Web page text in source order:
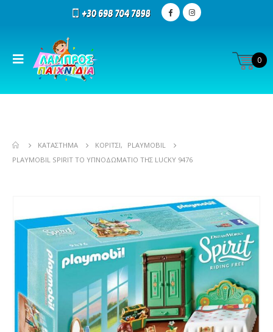
0
ΚΑΤΆΣΤΗΜΑ ΚΟΡΊΤΣΙ,
PLAYMOBIL
PLAYMOBIL SPIRIT ΤΟ ΥΠΝΟΔΩΜΆΤΙΟ ΤΗΣ LUCKY 9476